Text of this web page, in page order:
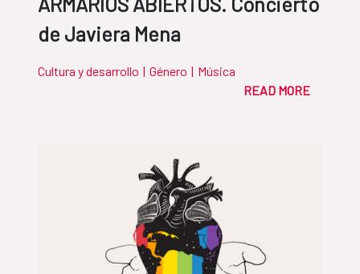
de Javiera Mena
Cultura y desarrollo | Género | Música
READ MORE